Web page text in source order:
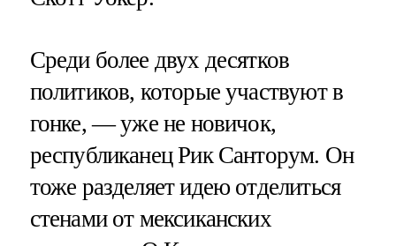
Среди более двух десятков
политиков, которые участвуют в
гонке, — уже не новичок,
республиканец Рик Санторум. Он
тоже разделяет идею отделиться
стенами от мексиканских